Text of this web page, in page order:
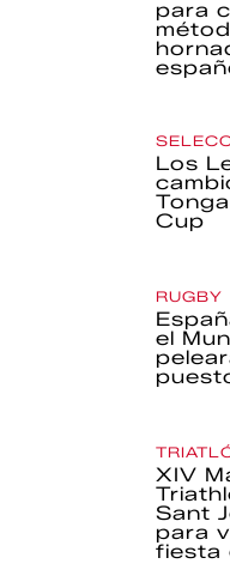
para
Los
Cup
RUGBY
el
XIV
Sant
para
fiesta